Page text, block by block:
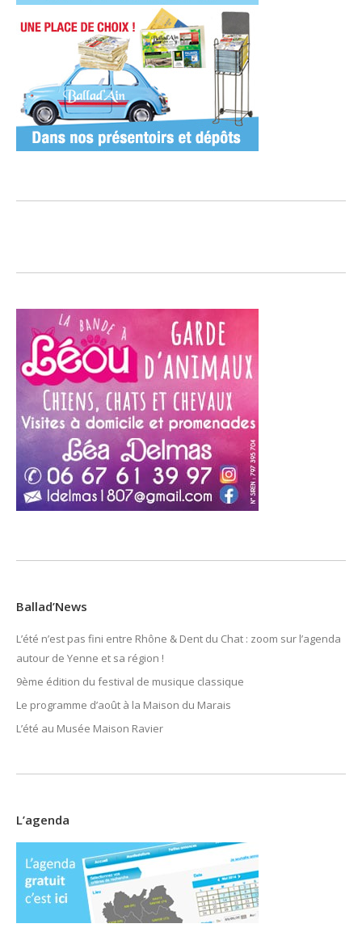
Ballad’News
L’été n’est pas fini entre Rhône & Dent du Chat : zoom sur l’agenda
autour de Yenne et sa région !
9ème édition du festival de musique classique
Le programme d’août à la Maison du Marais
L’été au Musée Maison Ravier
L’agenda